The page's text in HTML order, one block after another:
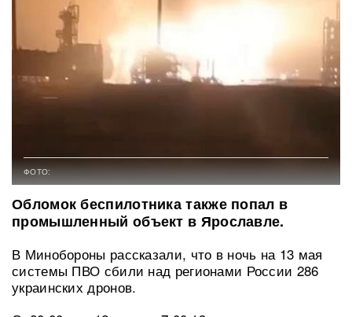
ФОТО:
Обломок беспилотника также попал в
промышленный объект в Ярославле.
В Минобороны рассказали, что в ночь на 13 мая
системы ПВО сбили над регионами России 286
украинских дронов.